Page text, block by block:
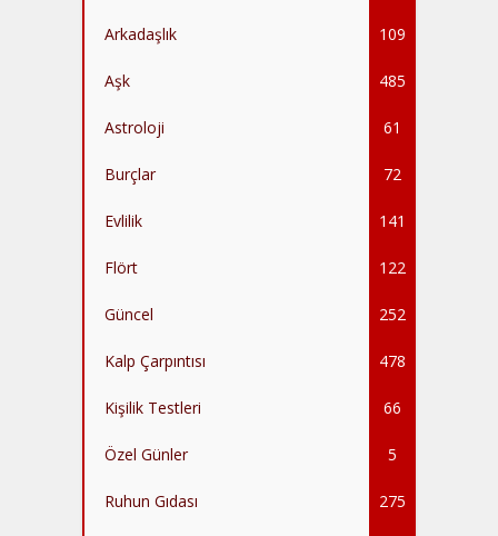
Arkadaşlık 109
Aşk 485
Astroloji 61
Burçlar 72
Evlilik 141
Flört 122
Güncel 252
Kalp Çarpıntısı 478
Kişilik Testleri 66
Özel Günler 5
Ruhun Gıdası 275